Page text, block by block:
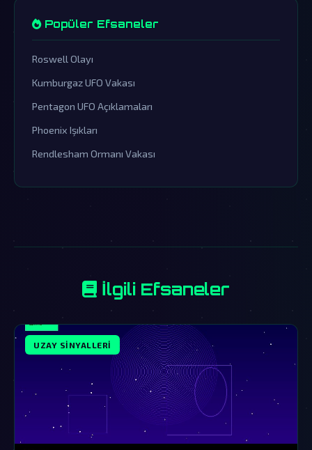
Popüler Efsaneler
Roswell Olayı
Kumburgaz UFO Vakası
Pentagon UFO Açıklamaları
Phoenix Işıkları
Rendlesham Ormanı Vakası
İlgili Efsaneler
UZAY SINYALLERI